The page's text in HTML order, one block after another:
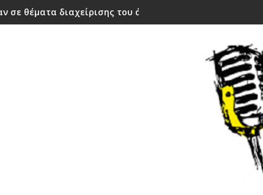
σε θέματα διαχείρισης του άγχους εκπαιδευτικοί του